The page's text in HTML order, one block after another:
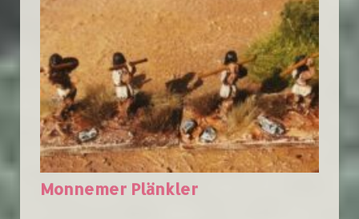
Monnemer Plänkler